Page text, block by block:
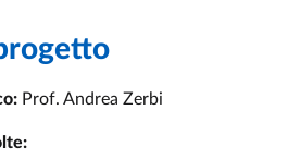
Prof. Andrea Zerbi